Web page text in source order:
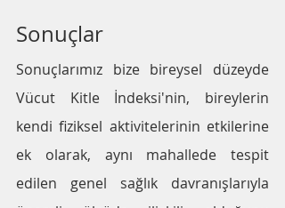
Sonuçlar
Sonuçlarımız bize bireysel düzeyde
Vücut Kitle İndeksi'nin, bireylerin
kendi fiziksel aktivitelerinin etkilerine
ek olarak, aynı mahallede tespit
edilen genel sağlık davranışlarıyla